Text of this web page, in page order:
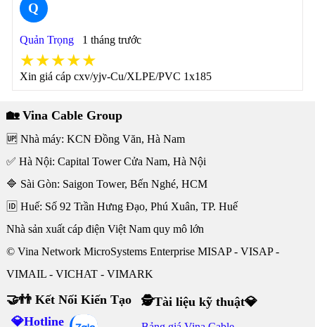
Q
Quản Trọng 1 tháng trước
★★★★★
Xin giá cáp cxv/yjv-Cu/XLPE/PVC 1x185
🏡 Vina Cable Group
🆙 Nhà máy: KCN Đồng Văn, Hà Nam
✅ Hà Nội: Capital Tower Cửa Nam, Hà Nội
🔷 Sài Gòn: Saigon Tower, Bến Nghé, HCM
🆔 Huế: Số 92 Trần Hưng Đạo, Phú Xuân, TP. Huế
Nhà sản xuất cáp điện Việt Nam quy mô lớn
© Vina Network MicroSystems Enterprise MISAP - VISAP -
VIMAIL - VICHAT - VIMARK
🤝👬 Kết Nối Kiến Tạo
💎Hotline
🕵Tài liệu kỹ thuật💎